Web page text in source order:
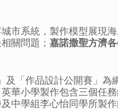
市系統，製作模型展現
關問題； 嘉諾撒聖方濟
及「作品設計公開賽」
華小學製作包含三個任
中學組李心怡同學所製